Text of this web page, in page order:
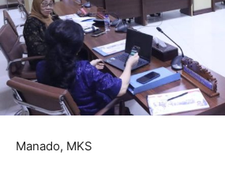
Manado, MKS